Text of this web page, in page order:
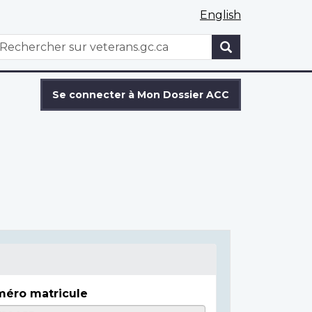
English
WxT
Se connecter à Mon Dossier ACC
matricule